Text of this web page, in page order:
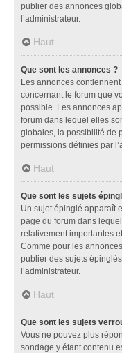
publier des annonces
l’administrateur.
Haut
Que sont les annonces ?
Les annonces
concernant le forum que
possible. Les annonces
forum dans lequel elles
globales, la possibilité de
permissions définies par
Haut
Que sont les sujets
Un sujet épinglé apparaît
page du forum dans
relativement importantes
Comme pour les
publier des sujets
l’administrateur.
Haut
Que sont les sujets
Vous ne pouvez plus
sondage y étant contenu